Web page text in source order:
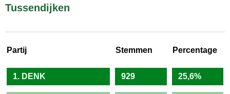
Tussendijken
Partij Stemmen Percentage
1. DENK 929 25,6%